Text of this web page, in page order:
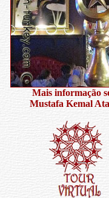
Mais informação
Mustafa Kemal